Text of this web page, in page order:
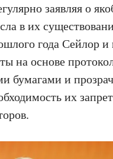
заявляя о
в их
года Сейлор и
на основе
бумагами и
их